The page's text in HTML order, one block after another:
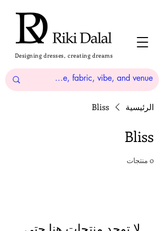
Designing dresses, creating dreams
الرئيسية Bliss
Bliss
0 منتجات